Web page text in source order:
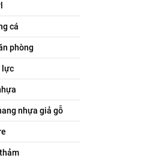
cá
phòng
lực
nhựa giả gỗ